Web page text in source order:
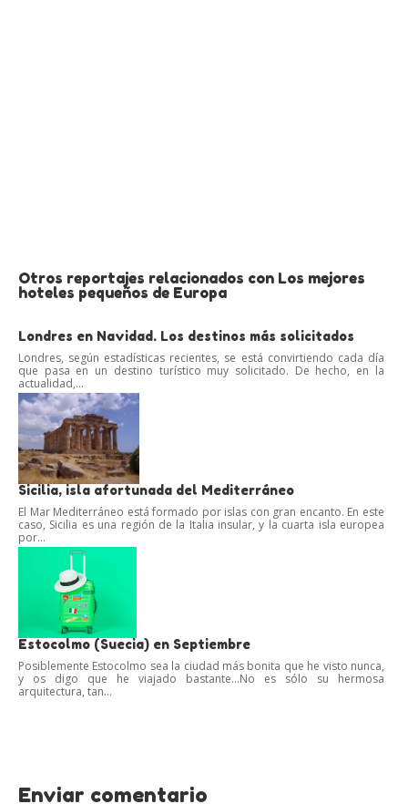
Otros reportajes relacionados con Los mejores
hoteles pequeños de Europa
Londres en Navidad. Los destinos más solicitados
Londres, según estadísticas recientes, se está convirtiendo cada día
que pasa en un destino turístico muy solicitado. De hecho, en la
actualidad,...
Sicilia, isla afortunada del Mediterráneo
El Mar Mediterráneo está formado por islas con gran encanto. En este
caso, Sicilia es una región de la Italia insular, y la cuarta isla europea
por...
Estocolmo (Suecia) en Septiembre
Posiblemente Estocolmo sea la ciudad más bonita que he visto nunca,
y os digo que he viajado bastante…No es sólo su hermosa
arquitectura, tan...
Enviar comentario